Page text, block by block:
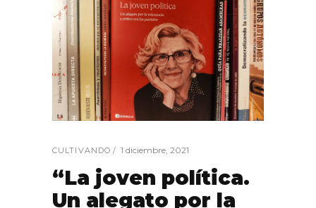
CULTIVANDO 1 diciembre, 2021
“La joven política.
Un alegato por la